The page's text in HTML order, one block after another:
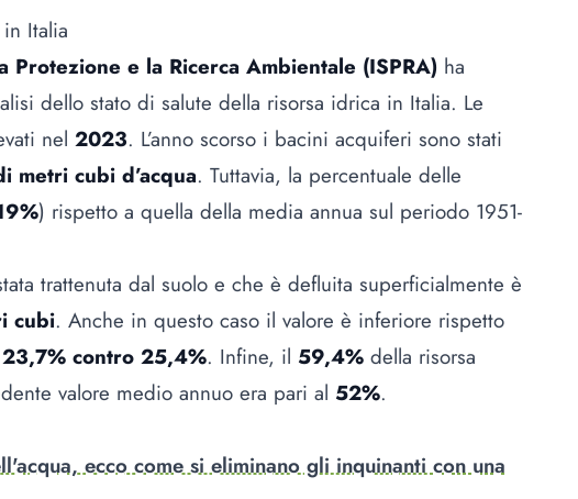
Italia
e la Ricerca Ambientale (ISPRA) ha
dello stato di salute della risorsa idrica in Italia. Le
nel 2023. L’anno scorso i bacini acquiferi sono stati
metri cubi d’acqua. Tuttavia, la percentuale delle
) rispetto a quella della media annua sul periodo 1951-
trattenuta dal suolo e che è defluita superficialmente è
cubi. Anche in questo caso il valore è inferiore rispetto
23,7% contro 25,4%. Infine, il 59,4% della risorsa
valore medio annuo era pari al 52%.
ecco come si eliminano gli inquinanti con una